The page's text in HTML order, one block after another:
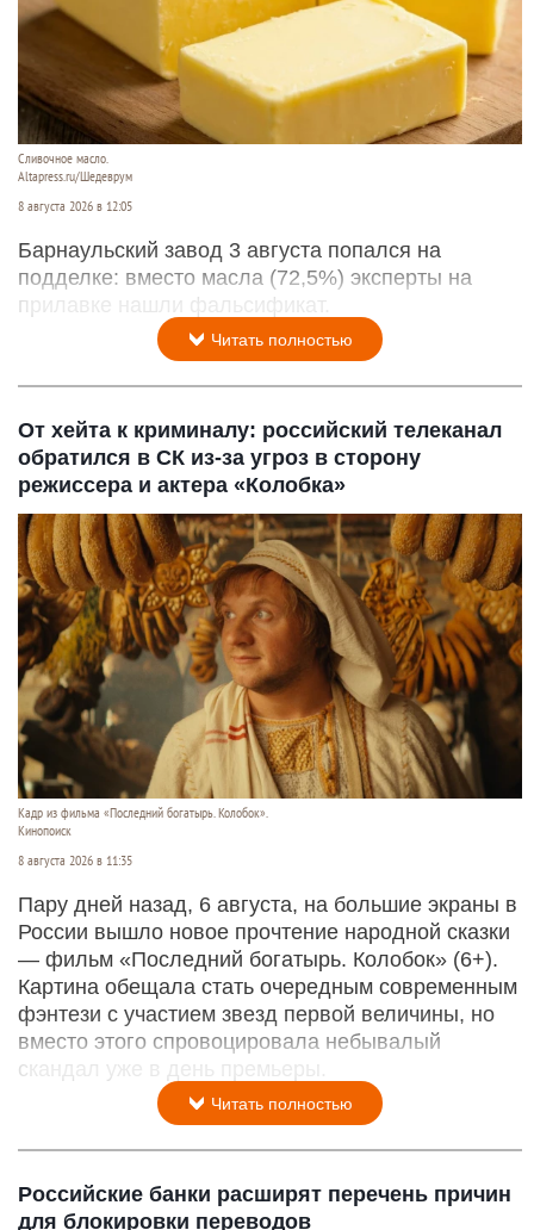
Сливочное масло.
Altapress.ru/Шедеврум
8 августа 2026 в 12:05
Барнаульский завод 3 августа попался на
подделке: вместо масла (72,5%) эксперты на
прилавке нашли фальсификат.
Читать полностью
От хейта к криминалу: российский телеканал
обратился в СК из-за угроз в сторону
режиссера и актера «Колобка»
Кадр из фильма «Последний богатырь. Колобок».
Кинопоиск
8 августа 2026 в 11:35
Пару дней назад, 6 августа, на большие экраны в
России вышло новое прочтение народной сказки
— фильм «Последний богатырь. Колобок» (6+).
Картина обещала стать очередным современным
фэнтези с участием звезд первой величины, но
вместо этого спровоцировала небывалый
скандал уже в день премьеры.
Читать полностью
Российские банки расширят перечень причин
для блокировки переводов